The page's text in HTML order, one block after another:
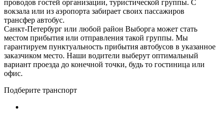
проводов гостей организации, туристической группы. С
вокзала или из аэропорта забирает своих пассажиров
трансфер автобус.
Санкт-Петербург или любой район Выборга может стать
местом прибытия или отправления такой группы. Мы
гарантируем пунктуальность прибытия автобусов в указанное
заказчиком место. Наши водители выберут оптимальный
вариант проезда до конечной точки, будь то гостиница или
офис.
Подберите транспорт